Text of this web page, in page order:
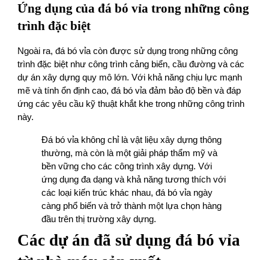
Ứng dụng của đá bó vỉa trong những công
trình đặc biệt
Ngoài ra, đá bó vỉa còn được sử dụng trong những công
trình đặc biệt như công trình cảng biển, cầu đường và các
dự án xây dựng quy mô lớn. Với khả năng chịu lực mạnh
mẽ và tính ổn định cao, đá bó vỉa đảm bảo độ bền và đáp
ứng các yêu cầu kỹ thuật khắt khe trong những công trình
này.
Đá bó vỉa không chỉ là vật liệu xây dựng thông
thường, mà còn là một giải pháp thẩm mỹ và
bền vững cho các công trình xây dựng. Với
ứng dụng đa dạng và khả năng tương thích với
các loại kiến trúc khác nhau, đá bó vỉa ngày
càng phổ biến và trở thành một lựa chọn hàng
đầu trên thị trường xây dựng.
Các dự án đã sử dụng đá bó vỉa